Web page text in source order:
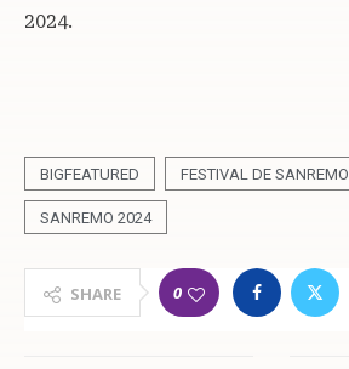
2024.
BIGFEATURED FESTIVAL DE SANREMO
SANREMO 2024
SHARE 0